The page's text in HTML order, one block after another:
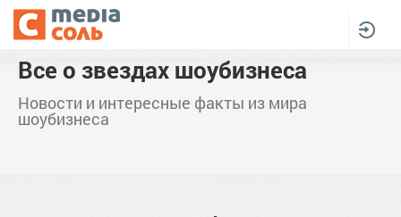
Все о звездах шоубизнеса
Новости и интересные факты из мира
шоубизнеса